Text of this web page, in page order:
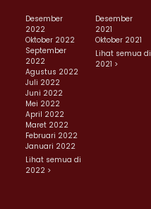
Desember
2022
Oktober 2022
September
2022
Agustus 2022
Juli 2022
Juni 2022
Mei 2022
April 2022
Maret 2022
Februari 2022
Januari 2022
Lihat semua di
2022 >
Desember
2021
Oktober 2021
Lihat semua di
2021 >